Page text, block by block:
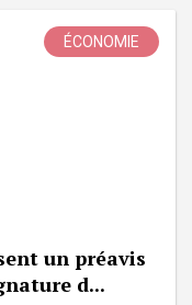
ÉCONOMIE
un préavis
d...